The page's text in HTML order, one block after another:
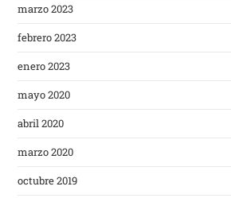
marzo 2023
febrero 2023
enero 2023
mayo 2020
abril 2020
marzo 2020
octubre 2019